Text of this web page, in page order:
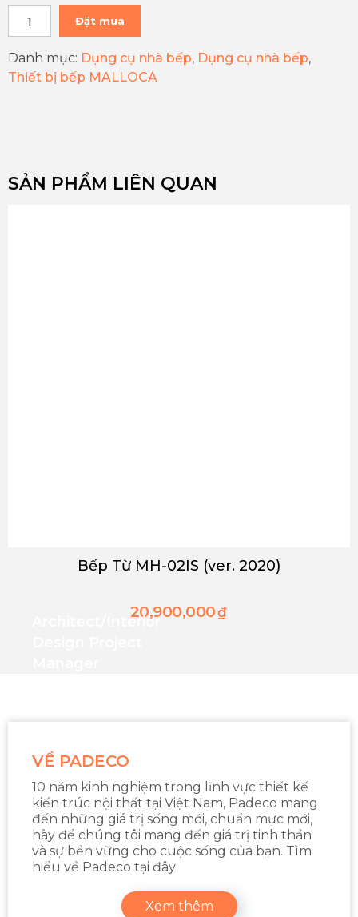
Đặt mua
Danh mục: Dụng cụ nhà bếp, Dụng cụ nhà bếp,
Thiết bị bếp MALLOCA
SẢN PHẨM LIÊN QUAN
Bếp Từ MH-02IS (ver. 2020)
20,900,000₫
Architect/interior
VỀ PADECO
10 năm kinh nghiệm trong lĩnh vực thiết kế
kiến trúc nội thất tại Việt Nam, Padeco mang
đến những giá trị sống mới, chuẩn mực mới,
hãy để chúng tôi mang đến giá trị tinh thần
và sự bền vững cho cuộc sống của bạn. Tìm
hiểu về Padeco tại đây
Xem thêm